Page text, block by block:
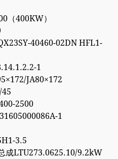
（400KW）
40460-02DN HFL1-
1
JA80×172
2500
1
3.5
成LTU273.0625.10/9.2kW